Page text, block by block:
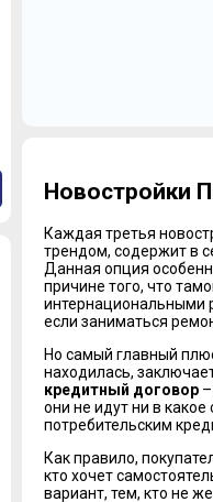
Новостройки
Каждая третья
трендом, содержит в
Данная опция
причине того, что
интернациональными
если заниматься
Но самый главный
находилась,
кредитный договор–
они не идут ни в
потребительским
Как правило,
кто хочет
вариант, тем, кто не